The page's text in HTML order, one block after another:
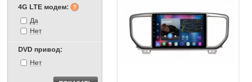
4G LTE модем:
Да
Нет
DVD привод:
Нет